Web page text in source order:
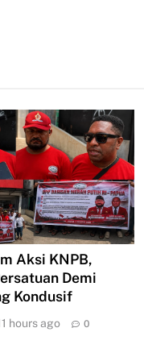
Aksi KNPB,
Demi
Kondusif
hours ago 0